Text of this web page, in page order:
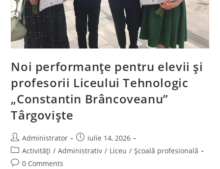
Noi performanțe pentru elevii și
profesorii Liceului Tehnologic
„Constantin Brâncoveanu”
Târgoviște
Post
author:
Administrator
Post
published:
iulie 14, 2026
Post
category:
Activități / Administrativ / Liceu / Școală profesională
Post0 Comments